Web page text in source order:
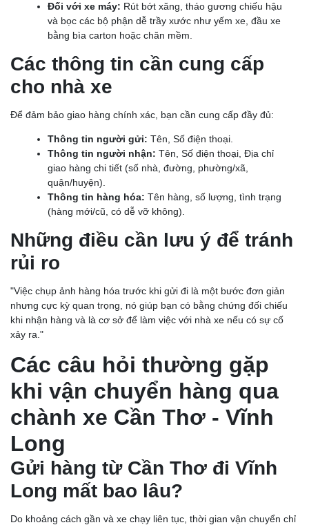
Đối với xe máy: Rút bớt xăng, tháo gương chiếu hậu
và bọc các bộ phận dễ trầy xước như yếm xe, đầu xe
bằng bìa carton hoặc chăn mềm.
Các thông tin cần cung cấp
cho nhà xe
Để đảm bảo giao hàng chính xác, bạn cần cung cấp đầy đủ:
Thông tin người gửi: Tên, Số điện thoại.
Thông tin người nhận: Tên, Số điện thoại, Địa chỉ
giao hàng chi tiết (số nhà, đường, phường/xã,
quận/huyện).
Thông tin hàng hóa: Tên hàng, số lượng, tình trạng
(hàng mới/cũ, có dễ vỡ không).
Những điều cần lưu ý để tránh
rủi ro
"Việc chụp ảnh hàng hóa trước khi gửi đi là một bước đơn giản
nhưng cực kỳ quan trọng, nó giúp bạn có bằng chứng đối chiếu
khi nhận hàng và là cơ sở để làm việc với nhà xe nếu có sự cố
xảy ra."
Các câu hỏi thường gặp
khi vận chuyển hàng qua
chành xe Cần Thơ - Vĩnh
Long
Gửi hàng từ Cần Thơ đi Vĩnh
Long mất bao lâu?
Do khoảng cách gần và xe chạy liên tục, thời gian vận chuyển chỉ